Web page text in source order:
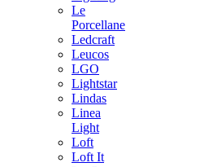
Le
Porcellane
Ledcraft
Leucos
LGO
Lightstar
Lindas
Linea
Light
Loft
Loft It